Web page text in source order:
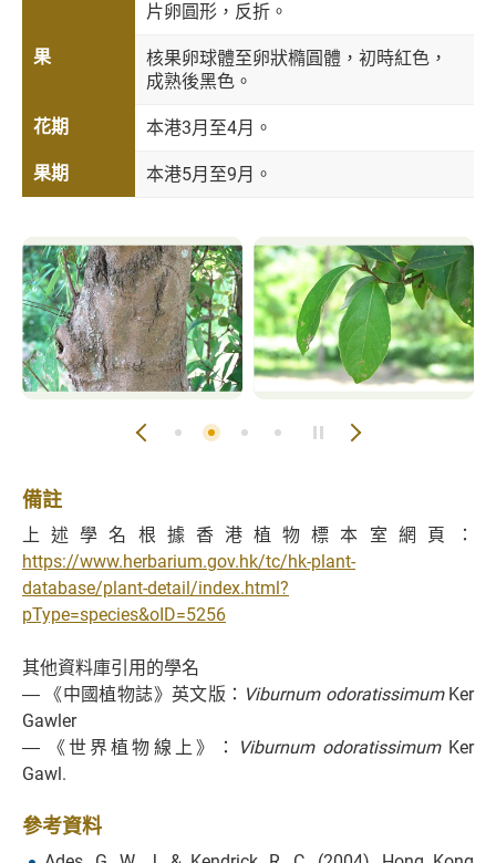
片卵圓形，反折。
果
核果卵球體至卵狀橢圓體，初時紅色，
成熟後黑色。
花期 本港3月至4月。
果期 本港5月至9月。
備註
上述學名根據香港植物標本室網頁：
https://www.herbarium.gov.hk/tc/hk-plant-
database/plant-detail/index.html?
pType=species&oID=5256
其他資料庫引用的學名
― 《中國植物誌》英文版： Viburnum odoratissimumKer
Gawler
― 《世界植物線上》：
Viburnum odoratissimumKer
Gawl.
參考資料